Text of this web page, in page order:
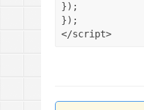
}) ;
}) ;
</script>